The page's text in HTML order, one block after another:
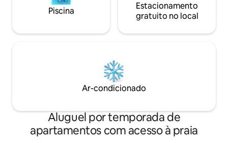
Piscina
Estacionamento
gratuito no local
Ar-condicionado
Aluguel por temporada de
apartamentos com acesso à praia